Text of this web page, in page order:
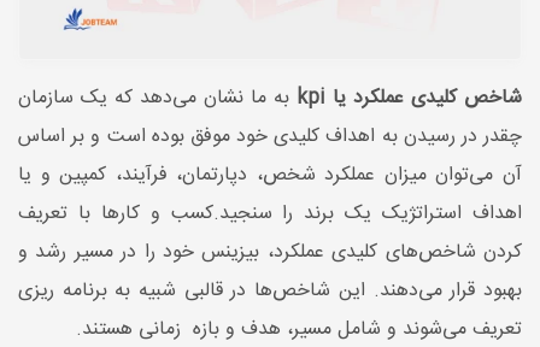
شاخص کلیدی عملکرد یا kpi
به ما نشان می‌دهد که یک سازمان
چقدر در رسیدن به اهداف کلیدی خود موفق بوده است و بر اساس
آن می‌توان میزان عملکرد شخص، دپارتمان، فرآیند، کمپین و یا
اهداف استراتژیک یک برند را سنجید.کسب و کارها با تعریف
کردن شاخص‌های کلیدی عملکرد، بیزینس خود را در مسیر رشد و
بهبود قرار می‌دهند. این شاخص‌ها در قالبی شبیه به برنامه ریزی
تعریف می‌شوند و شامل مسیر، هدف و بازه زمانی هستند.